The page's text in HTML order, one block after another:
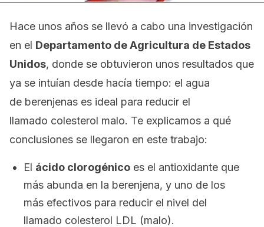
Hace unos años se llevó a cabo una investigación
en el Departamento de Agricultura de Estados
Unidos, donde se obtuvieron unos resultados que
ya se intuían desde hacía tiempo: el agua
de berenjenas es ideal para reducir el
llamado colesterol malo. Te explicamos a qué
conclusiones se llegaron en este trabajo:
El ácido clorogénico es el antioxidante que
más abunda en la berenjena, y uno de los
más efectivos para reducir el nivel del
llamado colesterol LDL (malo).